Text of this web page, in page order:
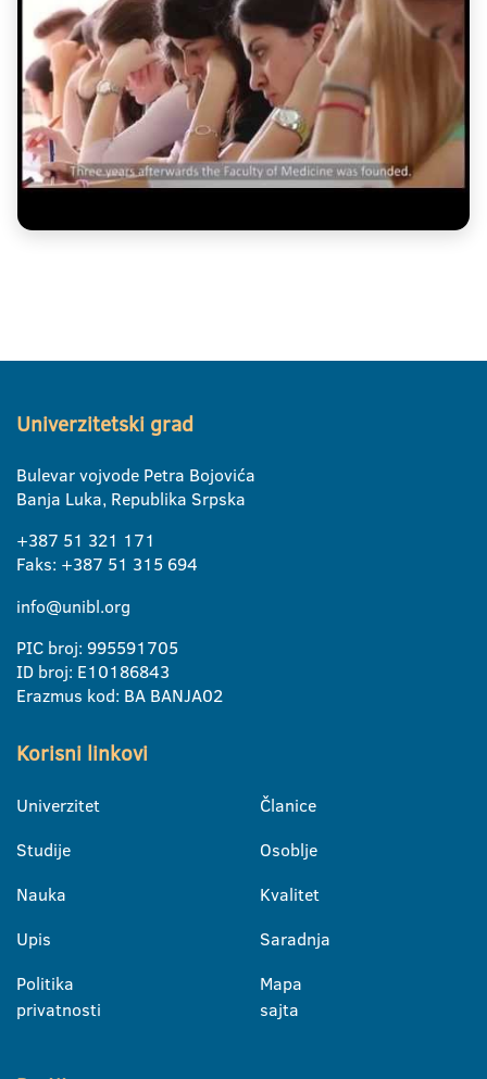
Univerzitetski grad
Bulevar vojvode Petra Bojovića
Banja Luka, Republika Srpska
+387 51 321 171
Faks: +387 51 315 694
info@unibl.org
PIC broj: 995591705
ID broj: E10186843
Erazmus kod: BA BANJA02
Korisni linkovi
Univerzitet
Studije
Nauka
Upis
Politika
privatnosti
Članice
Osoblje
Kvalitet
Saradnja
Mapa
sajta